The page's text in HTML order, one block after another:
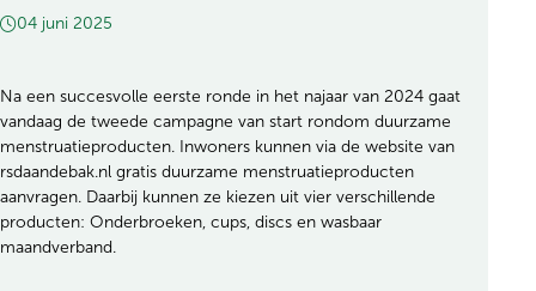
04 juni 2025
Na een succesvolle eerste ronde in het najaar van 2024 gaat
vandaag de tweede campagne van start rondom duurzame
menstruatieproducten. Inwoners kunnen via de website van
rsdaandebak.nl gratis duurzame menstruatieproducten
aanvragen. Daarbij kunnen ze kiezen uit vier verschillende
producten: Onderbroeken, cups, discs en wasbaar
maandverband.